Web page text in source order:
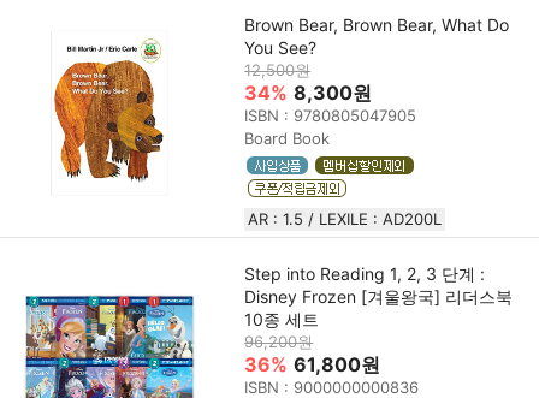
Brown Bear, Brown Bear, What Do
You See?
12,500원
34% 8,300원
ISBN : 9780805047905
Board Book
AR : 1.5 / LEXILE : AD200L
Step into Reading 1, 2, 3 단계 :
Disney Frozen [겨울왕국] 리더스북
10종 세트
96,200원
36% 61,800원
ISBN : 9000000000836